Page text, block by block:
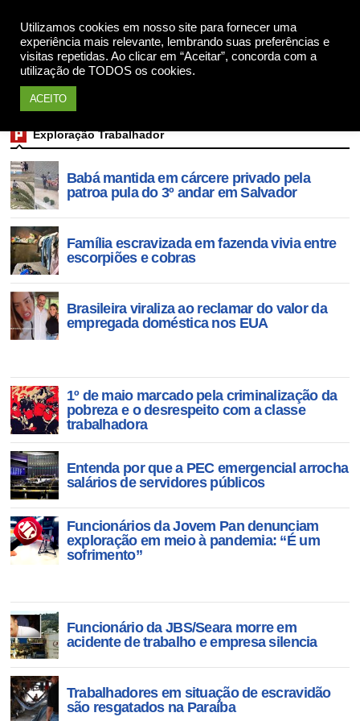
Utilizamos cookies em nosso site para fornecer uma
experiência mais relevante, lembrando suas preferências e
visitas repetidas. Ao clicar em “Aceitar”, concorda com a
utilização de TODOS os cookies.
ACEITO
Exploração Trabalhador
Babá mantida em cárcere privado pela
patroa pula do 3º andar em Salvador
Família escravizada em fazenda vivia entre
escorpiões e cobras
Brasileira viraliza ao reclamar do valor da
empregada doméstica nos EUA
1º de maio marcado pela criminalização da
pobreza e o desrespeito com a classe
trabalhadora
Entenda por que a PEC emergencial arrocha
salários de servidores públicos
Funcionários da Jovem Pan denunciam
exploração em meio à pandemia: “É um
sofrimento”
Funcionário da JBS/Seara morre em
acidente de trabalho e empresa silencia
Trabalhadores em situação de escravidão
são resgatados na Paraíba